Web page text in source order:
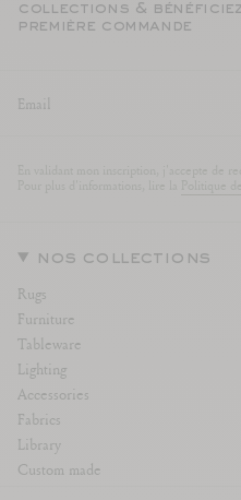
collections &
première commande
nos collections
Rugs
Furniture
Tableware
Lighting
Accessories
Fabrics
Library
Custom made